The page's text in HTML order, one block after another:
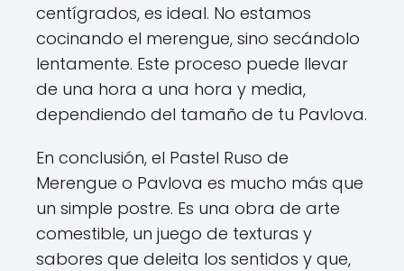
centígrados, es ideal. No estamos
cocinando el merengue, sino secándolo
lentamente. Este proceso puede llevar
de una hora a una hora y media,
dependiendo del tamaño de tu Pavlova.
En conclusión, el Pastel Ruso de
Merengue o Pavlova es mucho más que
un simple postre. Es una obra de arte
comestible, un juego de texturas y
sabores que deleita los sentidos y que,